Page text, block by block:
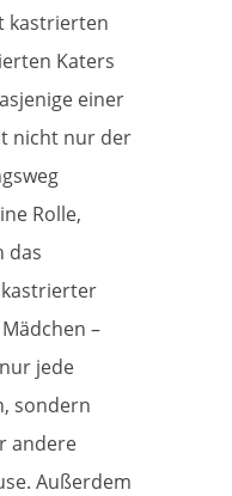
kastrierten
Katers
einer
nicht nur der
Rolle,
das
–
jede
sondern
andere
Außerdem